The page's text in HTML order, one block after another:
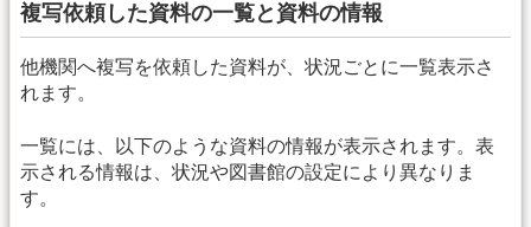
複写依頼した資料の一覧と資料の情報
他機関へ複写を依頼した資料が、状況ごとに一覧表示さ
れます。
一覧には、以下のような資料の情報が表示されます。表
示される情報は、状況や図書館の設定により異なりま
す。